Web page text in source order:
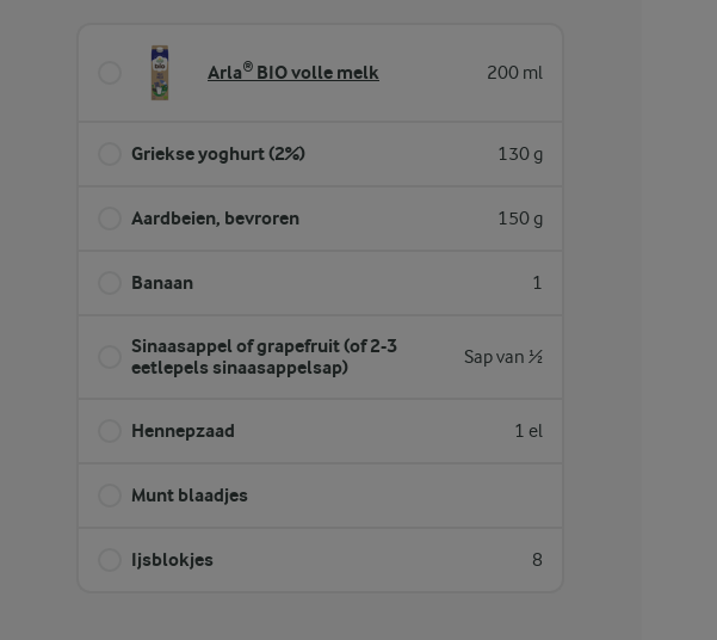
Arla® BIO volle melk 200 ml
Griekse yoghurt (2%) 130 g
Aardbeien, bevroren 150 g
Banaan 1
Sinaasappel of grapefruit (of 2-3
eetlepels sinaasappelsap)
Sap van ½
Hennepzaad 1 el
Munt blaadjes
Ijsblokjes 8